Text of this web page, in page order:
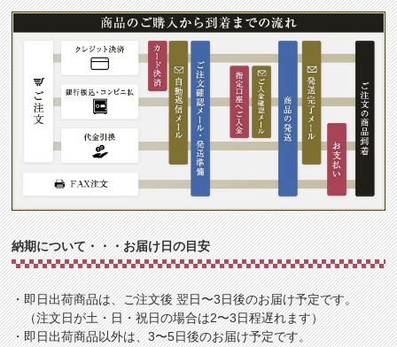
納期について・・・お届け日の目安
・即日出荷商品は、ご注文後 翌日〜3日後のお届け予定です。
（注文日が土・日・祝日の場合は2〜3日程遅れます）
・即日出荷商品以外は、3〜5日後のお届け予定です。